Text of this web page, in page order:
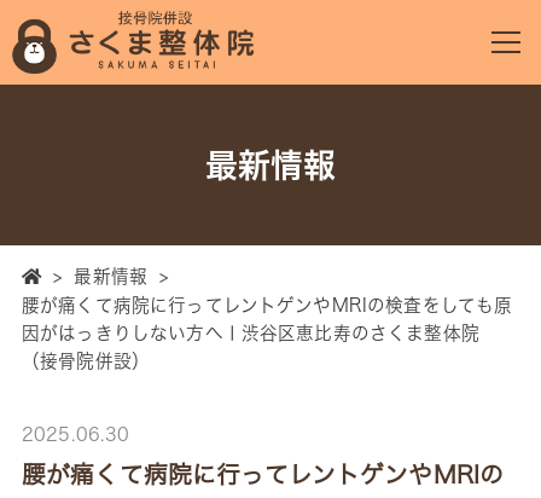
最新情報
> 最新情報
>
腰が痛くて病院に行ってレントゲンやMRIの検査をしても原
因がはっきりしない方へⅠ渋谷区恵比寿のさくま整体院
（接骨院併設）
2025.06.30
腰が痛くて病院に行ってレントゲンやMRIの